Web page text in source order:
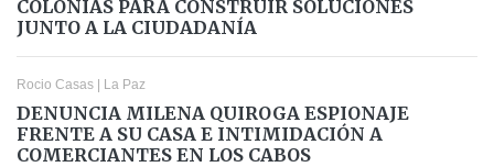
COLONIAS PARA CONSTRUIR SOLUCIONES
JUNTO A LA CIUDADANÍA
Rocio Casas | La Paz
DENUNCIA MILENA QUIROGA ESPIONAJE
FRENTE A SU CASA E INTIMIDACIÓN A
COMERCIANTES EN LOS CABOS